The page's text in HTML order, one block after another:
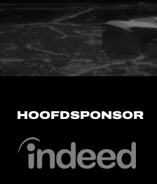
FC
HOOFDSPONSOR